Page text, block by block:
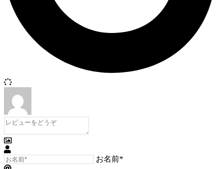
お名前*